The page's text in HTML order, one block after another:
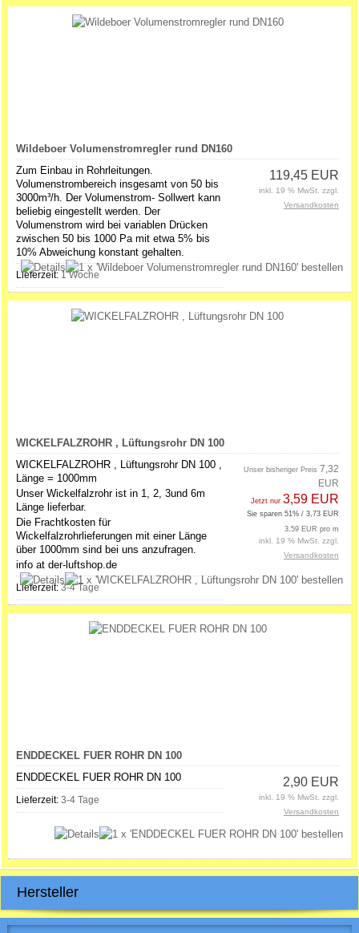
Wildeboer Volumenstromregler rund DN160
Zum Einbau in Rohrleitungen.
Volumenstrombereich insgesamt von 50 bis
3000m³/h. Der Volumenstrom- Sollwert kann
beliebig eingestellt werden. Der
Volumenstrom wird bei variablen Drücken
zwischen 50 bis 1000 Pa mit etwa 5% bis
10% Abweichung konstant gehalten.
Lieferzeit: 1 Woche
119,45 EUR
inkl. 19 % MwSt. zzgl.
Versandkosten
WICKELFALZROHR , Lüftungsrohr DN 100
WICKELFALZROHR , Lüftungsrohr DN 100 ,
Länge = 1000mm
Unser Wickelfalzrohr ist in 1, 2, 3und 6m
Länge lieferbar.
Die Frachtkosten für
Wickelfalzrohrlieferungen mit einer Länge
über 1000mm sind bei uns anzufragen.
info at der-luftshop.de
Lieferzeit: 3-4 Tage
Unser bisheriger Preis 7,32
EUR
Jetzt nur 3,59 EUR
Sie sparen 51% / 3,73 EUR
3,59 EUR pro m
inkl. 19 % MwSt. zzgl.
Versandkosten
ENDDECKEL FUER ROHR DN 100
ENDDECKEL FUER ROHR DN 100
Lieferzeit: 3-4 Tage
2,90 EUR
inkl. 19 % MwSt. zzgl.
Versandkosten
Hersteller